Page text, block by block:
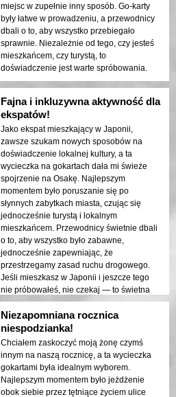
miejsc w zupełnie inny sposób. Go-karty
były łatwe w prowadzeniu, a przewodnicy
dbali o to, aby wszystko przebiegało
sprawnie. Niezależnie od tego, czy jesteś
mieszkańcem, czy turystą, to
doświadczenie jest warte spróbowania.
Fajna i inkluzywna aktywność dla
ekspatów!
Jako ekspat mieszkający w Japonii,
zawsze szukam nowych sposobów na
doświadczenie lokalnej kultury, a ta
wycieczka na gokartach dała mi świeże
spojrzenie na Osakę. Najlepszym
momentem było poruszanie się po
słynnych zabytkach miasta, czując się
jednocześnie turystą i lokalnym
mieszkańcem. Przewodnicy świetnie dbali
o to, aby wszystko było zabawne,
jednocześnie zapewniając, że
przestrzegamy zasad ruchu drogowego.
Jeśli mieszkasz w Japonii i jeszcze tego
nie próbowałeś, nie czekaj — to świetna
zabawa.
Niezapomniana rocznica
niespodzianka!
Chciałem zaskoczyć moją żonę czymś
innym na naszą rocznicę, a ta wycieczka
gokartami była idealnym wyborem.
Najlepszym momentem było jeżdżenie
obok siebie przez tętniące życiem ulice